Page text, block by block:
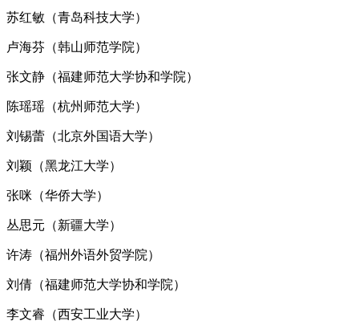
苏红敏（青岛科技大学）
卢海芬（韩山师范学院）
张文静（福建师范大学协和学院）
陈瑶瑶（杭州师范大学）
刘锡蕾（北京外国语大学）
刘颖（黑龙江大学）
张咪（华侨大学）
丛思元（新疆大学）
许涛（福州外语外贸学院）
刘倩（福建师范大学协和学院）
李文睿（西安工业大学）